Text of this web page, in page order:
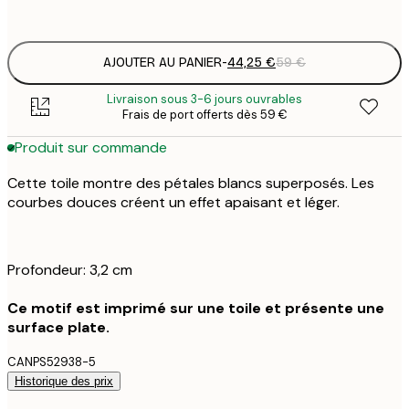
AJOUTER AU PANIER-44,25 €59 €
Livraison sous 3-6 jours ouvrables
Frais de port offerts dès 59 €
Produit sur commande
Cette toile montre des pétales blancs superposés. Les
courbes douces créent un effet apaisant et léger.
Profondeur: 3,2 cm
Ce motif est imprimé sur une toile et présente une
surface plate.
CANPS52938-5
Historique des prix